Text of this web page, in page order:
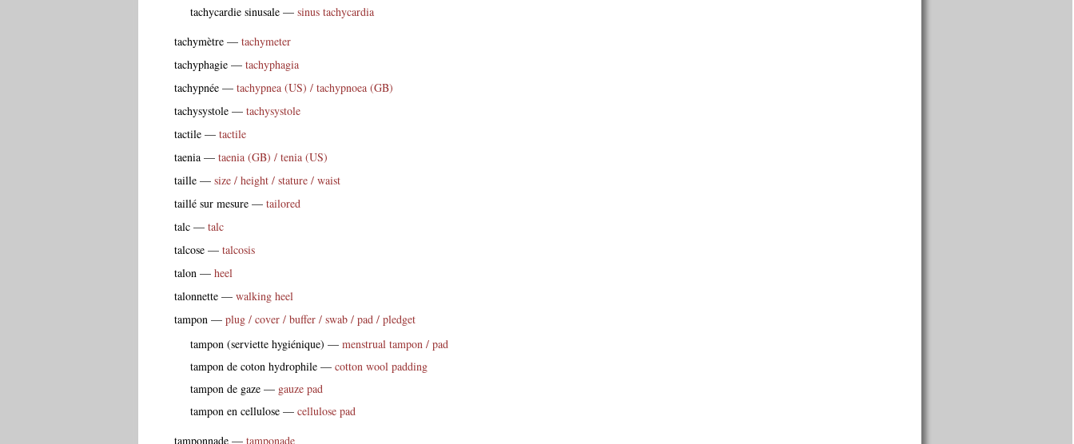
tachycardie sinusale — sinus tachycardia
tachymètre — tachymeter
tachyphagie — tachyphagia
tachypnée — tachypnea (US) / tachypnoea (GB)
tachysystole — tachysystole
tactile — tactile
taenia — taenia (GB) / tenia (US)
taille — size / height / stature / waist
taillé sur mesure — tailored
talc — talc
talcose — talcosis
talon — heel
talonnette — walking heel
tampon — plug / cover / buffer / swab / pad / pledget
tampon (serviette hygiénique) — menstrual tampon / pad
tampon de coton hydrophile — cotton wool padding
tampon de gaze — gauze pad
tampon en cellulose — cellulose pad
tamponnade — tamponade